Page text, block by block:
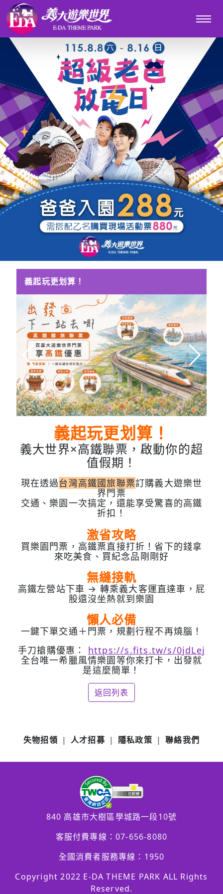
義起玩更划算！
義起玩更划算！
義大世界×高鐵聯票，啟動你的超
值假期！
現在透過台灣高鐵國旅聯票訂購義大遊樂世
界門票
交通、樂園一次搞定，還能享受驚喜的高鐵
折扣！
激省攻略
買樂園門票，高鐵票直接打折！省下的錢拿
來吃美食、買紀念品剛剛好
無縫接軌
高鐵左營站下車 → 轉乘義大客運直達車，屁
股還沒坐熱就到樂園
懶人必備
一鍵下單交通＋門票，規劃行程不再燒腦！
手刀搶購優惠： https://s.fits.tw/s/0jdLej
全台唯一希臘風情樂園等你來打卡，出發就
是這麼簡單！
返回列表
失物招領 人才招募 隱私政策 聯絡我們
840 高雄市大樹區學城路一段10號
客服付費專線：07-656-8080
全國消費者服務專線：1950
Copyright 2022 E-DA THEME PARK ALL Rights
Reserved.